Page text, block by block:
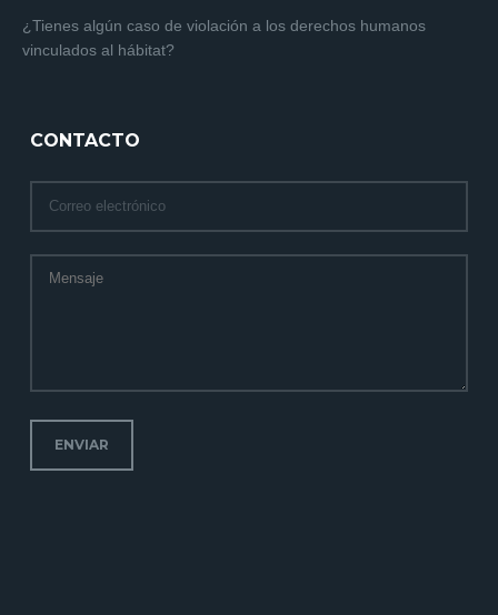
¿Tienes algún caso de violación a los derechos humanos
vinculados al hábitat?
CONTACTO
ENVIAR